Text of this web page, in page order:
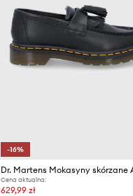
-16%
Cena aktualna:
629,99 zł